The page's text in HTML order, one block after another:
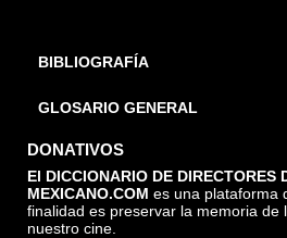
BIBLIOGRAFÍA
GLOSARIO GENERAL
DONATIVOS
El DICCIONARIO DE DIRECTORES
MEXICANO.COM es una plataforma
finalidad es preservar la memoria de
nuestro cine.